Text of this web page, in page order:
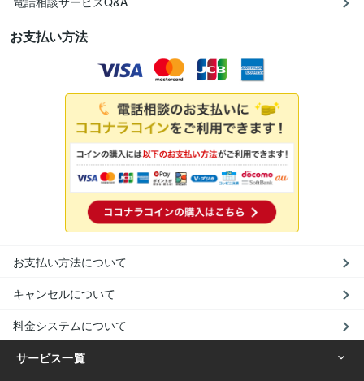
お支払い方法
お支払い方法について
キャンセルについて
料金システムについて